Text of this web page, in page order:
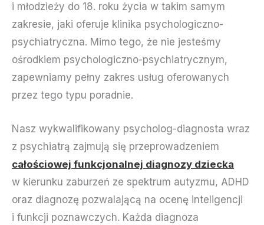
i młodzieży do 18. roku życia w takim samym
zakresie, jaki oferuje klinika psychologiczno-
psychiatryczna. Mimo tego, że nie jesteśmy
ośrodkiem psychologiczno-psychiatrycznym,
zapewniamy pełny zakres usług oferowanych
przez tego typu poradnie.
Nasz wykwalifikowany psycholog-diagnosta wraz
z psychiatrą zajmują się przeprowadzeniem
całościowej funkcjonalnej diagnozy dziecka
w kierunku zaburzeń ze spektrum autyzmu, ADHD
oraz diagnozę pozwalającą na ocenę inteligencji
i funkcji poznawczych. Każda diagnoza